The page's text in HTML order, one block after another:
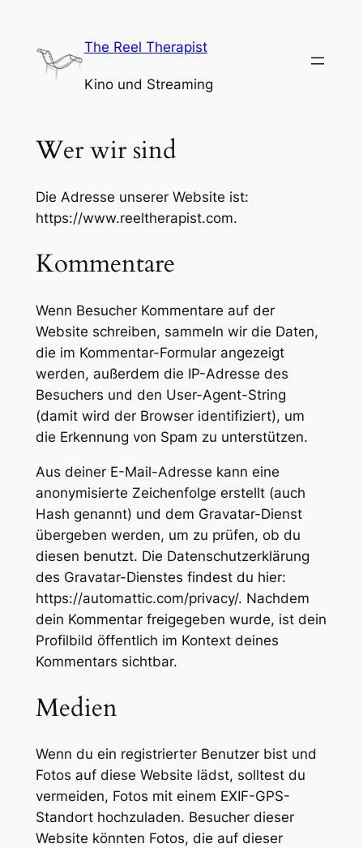
springen
The Reel Therapist
Kino und Streaming
Wer wir sind
Die Adresse unserer Website ist:
https://www.reeltherapist.com.
Kommentare
Wenn Besucher Kommentare auf der
Website schreiben, sammeln wir die Daten,
die im Kommentar-Formular angezeigt
werden, außerdem die IP-Adresse des
Besuchers und den User-Agent-String
(damit wird der Browser identifiziert), um
die Erkennung von Spam zu unterstützen.
Aus deiner E-Mail-Adresse kann eine
anonymisierte Zeichenfolge erstellt (auch
Hash genannt) und dem Gravatar-Dienst
übergeben werden, um zu prüfen, ob du
diesen benutzt. Die Datenschutzerklärung
des Gravatar-Dienstes findest du hier:
https://automattic.com/privacy/. Nachdem
dein Kommentar freigegeben wurde, ist dein
Profilbild öffentlich im Kontext deines
Kommentars sichtbar.
Medien
Wenn du ein registrierter Benutzer bist und
Fotos auf diese Website lädst, solltest du
vermeiden, Fotos mit einem EXIF-GPS-
Standort hochzuladen. Besucher dieser
Website könnten Fotos, die auf dieser